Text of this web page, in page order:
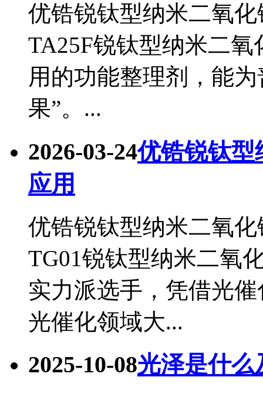
优锆锐钛型纳米二氧
TA25F锐钛型纳米二
用的功能整理剂，能
果”。...
2026-03-24优锆锐钛型
应用
优锆锐钛型纳米二氧
TG01锐钛型纳米二氧
实力派选手，凭借光
光催化领域大...
2025-10-08光泽是什么